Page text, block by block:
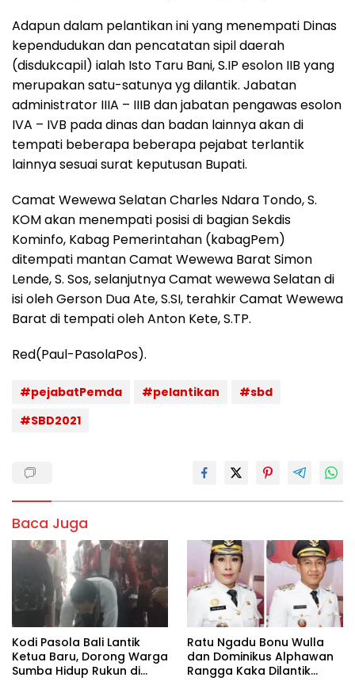
Adapun dalam pelantikan ini yang menempati Dinas
kependudukan dan pencatatan sipil daerah
(disdukcapil) ialah Isto Taru Bani, S.IP esolon IIB yang
merupakan satu-satunya yg dilantik. Jabatan
administrator IIIA – IIIB dan jabatan pengawas esolon
IVA – IVB pada dinas dan badan lainnya akan di
tempati beberapa beberapa pejabat terlantik
lainnya sesuai surat keputusan Bupati.
Camat Wewewa Selatan Charles Ndara Tondo, S.
KOM akan menempati posisi di bagian Sekdis
Kominfo, Kabag Pemerintahan (kabagPem)
ditempati mantan Camat Wewewa Barat Simon
Lende, S. Sos, selanjutnya Camat wewewa Selatan di
isi oleh Gerson Dua Ate, S.SI, terahkir Camat Wewewa
Barat di tempati oleh Anton Kete, S.TP.
Red(Paul-PasolaPos).
#pejabatPemda #pelantikan
#sbd
#SBD2021
Baca Juga
Kodi Pasola Bali Lantik
Ketua Baru, Dorong Warga
Sumba Hidup Rukun di
Ratu Ngadu Bonu Wulla
dan Dominikus Alphawan
Rangga Kaka Dilantik